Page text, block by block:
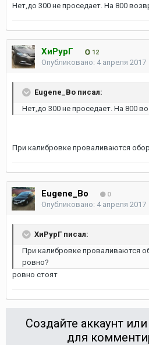
Нет,до 300 не проседает. На 800
ХиРурГ 12
Опубликовано: 4 апреля 2017
Eugene_Bo писал:
Нет,до 300 не проседает. На 800
При калибровке проваливаются
Eugene_Bo 0
Опубликовано: 4 апреля 2017
ХиРурГ писал:
При калибровке проваливаются
ровно?
ровно стоят
Создайте аккаунт
для